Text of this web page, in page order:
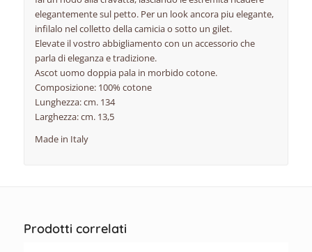
elegantemente sul petto. Per un look ancora piu elegante,
infilalo nel colletto della camicia o sotto un gilet.
Elevate il vostro abbigliamento con un accessorio che
parla di eleganza e tradizione.
Ascot uomo doppia pala in morbido cotone.
Composizione: 100% cotone
Lunghezza: cm. 134
Larghezza: cm. 13,5
Made in Italy
Prodotti correlati